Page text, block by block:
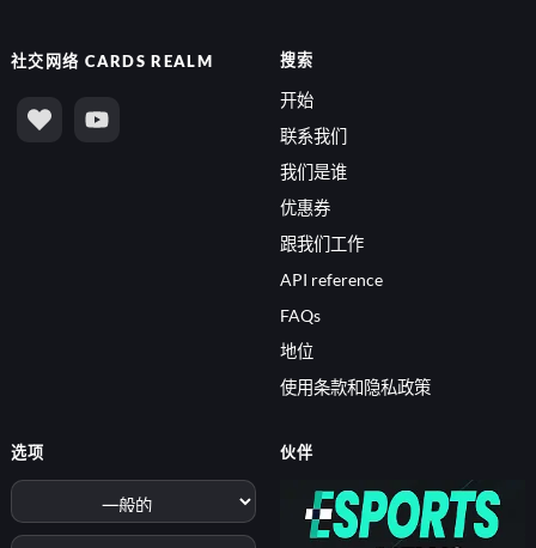
社交网络 CARDS REALM 搜索
开始
联系我们
我们是谁
优惠券
跟我们工作
API reference
FAQs
地位
使用条款和隐私政策
选项 伙伴